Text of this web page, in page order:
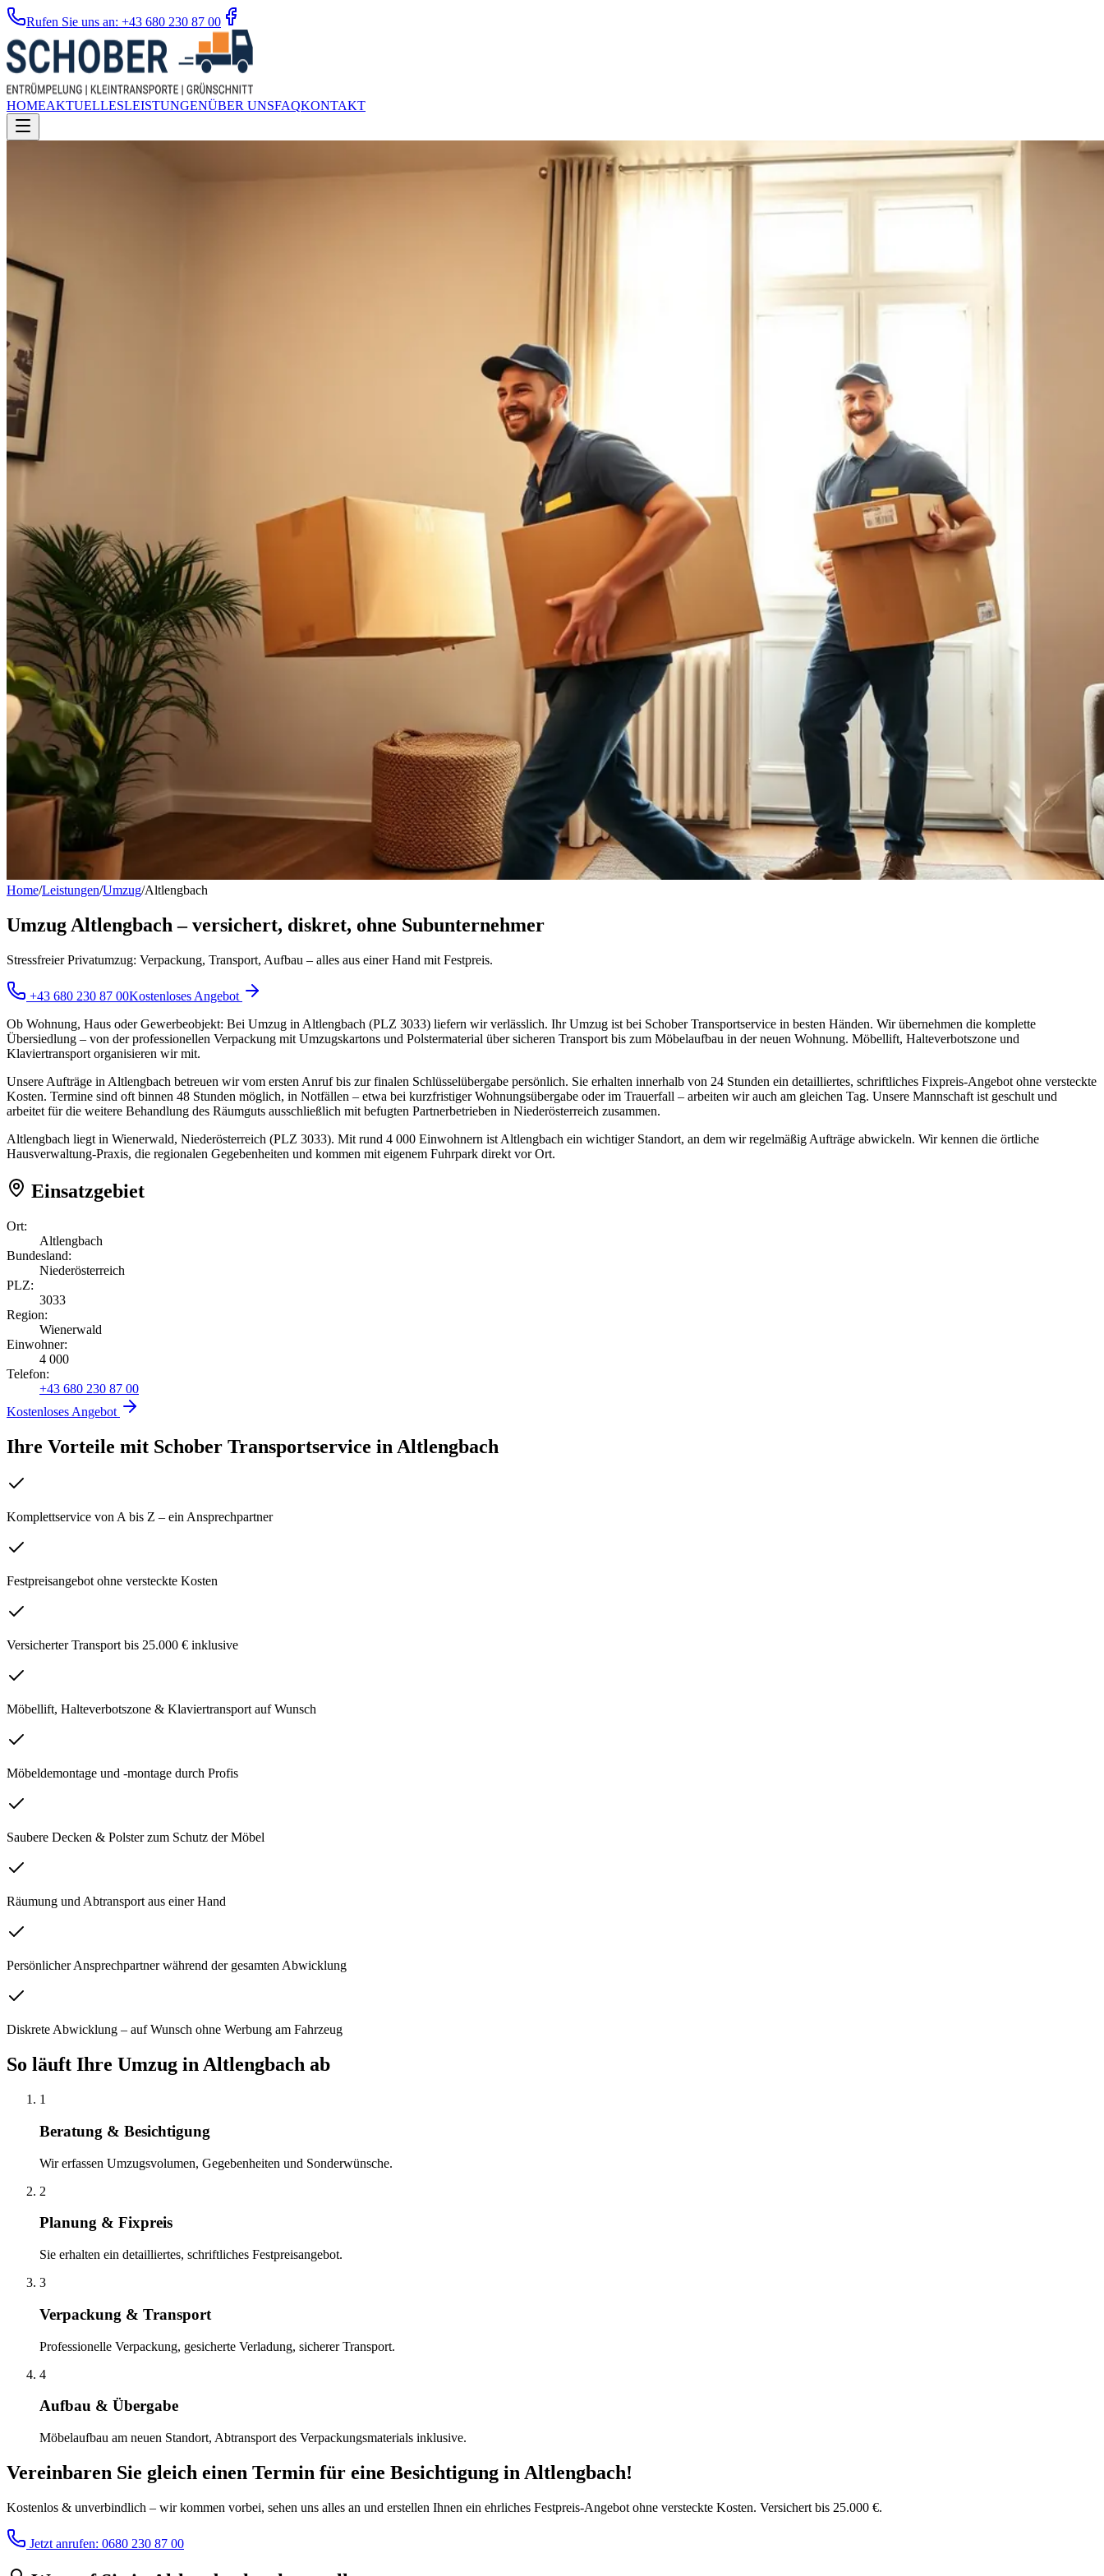
Rufen Sie uns an: +43 680 230 87 00
HOMEAKTUELLESLEISTUNGENÜBER UNSFAQKONTAKT
Home/Leistungen/Umzug/Altlengbach
Umzug Altlengbach – versichert, diskret, ohne Subunternehmer
Stressfreier Privatumzug: Verpackung, Transport, Aufbau – alles aus einer Hand mit Festpreis.
+43 680 230 87 00Kostenloses Angebot
Ob Wohnung, Haus oder Gewerbeobjekt: Bei Umzug in Altlengbach (PLZ 3033) liefern wir verlässlich. Ihr Umzug ist bei Schober Transportservice in besten Händen. Wir übernehmen die komplette
Übersiedlung – von der professionellen Verpackung mit Umzugskartons und Polstermaterial über sicheren Transport bis zum Möbelaufbau in der neuen Wohnung. Möbellift, Halteverbotszone und
Klaviertransport organisieren wir mit.
Unsere Aufträge in Altlengbach betreuen wir vom ersten Anruf bis zur finalen Schlüsselübergabe persönlich. Sie erhalten innerhalb von 24 Stunden ein detailliertes, schriftliches Fixpreis-Angebot ohne versteckte
Kosten. Termine sind oft binnen 48 Stunden möglich, in Notfällen – etwa bei kurzfristiger Wohnungsübergabe oder im Trauerfall – arbeiten wir auch am gleichen Tag. Unsere Mannschaft ist geschult und
arbeitet für die weitere Behandlung des Räumguts ausschließlich mit befugten Partnerbetrieben in Niederösterreich zusammen.
Altlengbach liegt in Wienerwald, Niederösterreich (PLZ 3033). Mit rund 4 000 Einwohnern ist Altlengbach ein wichtiger Standort, an dem wir regelmäßig Aufträge abwickeln. Wir kennen die örtliche
Hausverwaltung-Praxis, die regionalen Gegebenheiten und kommen mit eigenem Fuhrpark direkt vor Ort.
Einsatzgebiet
Ort:
Altlengbach
Bundesland:
Niederösterreich
PLZ:
3033
Region:
Wienerwald
Einwohner:
4 000
Telefon:
+43 680 230 87 00
Kostenloses Angebot
Ihre Vorteile mit Schober Transportservice in Altlengbach
Komplettservice von A bis Z – ein Ansprechpartner
Festpreisangebot ohne versteckte Kosten
Versicherter Transport bis 25.000 € inklusive
Möbellift, Halteverbotszone & Klaviertransport auf Wunsch
Möbeldemontage und -montage durch Profis
Saubere Decken & Polster zum Schutz der Möbel
Räumung und Abtransport aus einer Hand
Persönlicher Ansprechpartner während der gesamten Abwicklung
Diskrete Abwicklung – auf Wunsch ohne Werbung am Fahrzeug
So läuft Ihre Umzug inAltlengbach ab
1
Beratung & Besichtigung
Wir erfassen Umzugsvolumen, Gegebenheiten und Sonderwünsche.
2
Planung & Fixpreis
Sie erhalten ein detailliertes, schriftliches Festpreisangebot.
3
Verpackung & Transport
Professionelle Verpackung, gesicherte Verladung, sicherer Transport.
4
Aufbau & Übergabe
Möbelaufbau am neuen Standort, Abtransport des Verpackungsmaterials inklusive.
Vereinbaren Sie gleich einen Termin für eine Besichtigung in Altlengbach!
Kostenlos & unverbindlich – wir kommen vorbei, sehen uns alles an und erstellen Ihnen ein ehrliches Festpreis-Angebot ohne versteckte Kosten. Versichert bis 25.000 €.
Jetzt anrufen: 0680 230 87 00